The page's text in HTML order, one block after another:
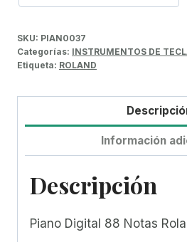
SKU: PIAN0037
Categorías: INSTRUMENTOS DE
Etiqueta: ROLAND
Información
Descripción
Piano Digital 88 Notas